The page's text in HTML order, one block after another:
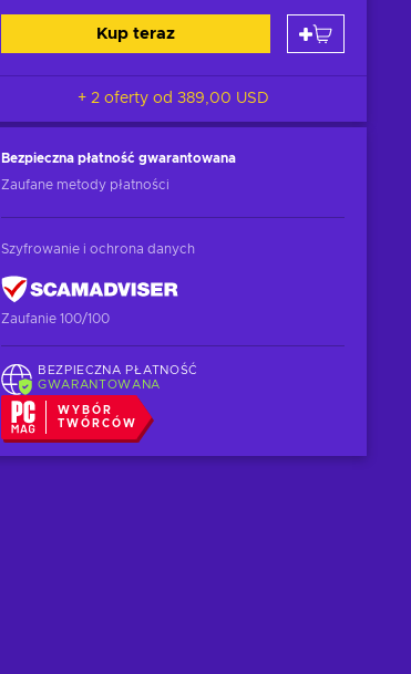
Kup teraz
+ 2 oferty od 389,00 USD
Bezpieczna płatność gwarantowana
Zaufane metody płatności
Szyfrowanie i ochrona danych
Zaufanie 100/100
BEZPIECZNA PŁATNOŚĆ
GWARANTOWANA
WYBÓR
TWÓRCÓW